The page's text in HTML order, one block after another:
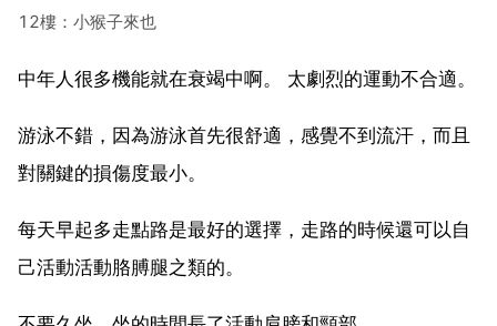
12樓：小猴子來也
中年人很多機能就在衰竭中啊。 太劇烈的運動不合適。
游泳不錯，因為游泳首先很舒適，感覺不到流汗，而且
對關鍵的損傷度最小。
每天早起多走點路是最好的選擇，走路的時候還可以自
己活動活動胳膊腿之類的。